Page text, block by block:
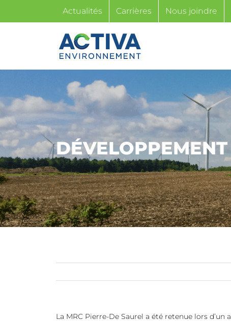
Actualités Carrières Nous joindre
La MRC Pierre-De Saurel a été retenue lors